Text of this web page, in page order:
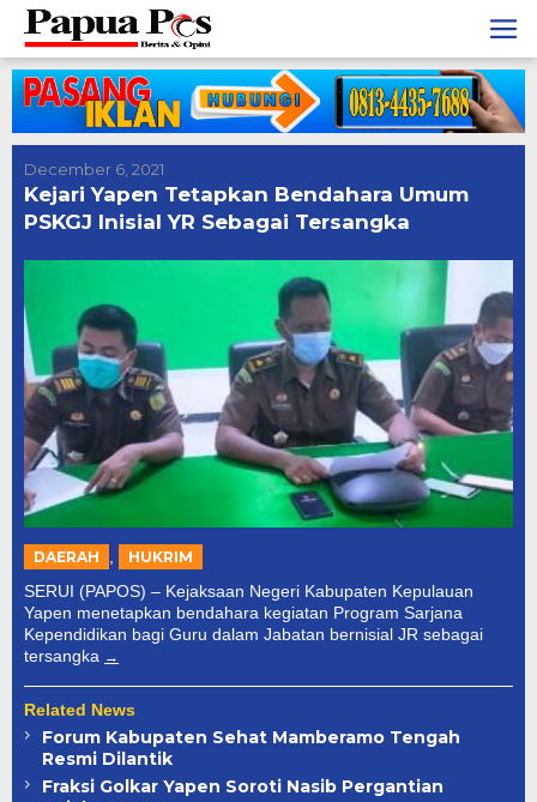
Skip
content
December 6, 2021
Kejari Yapen Tetapkan Bendahara Umum
PSKGJ Inisial YR Sebagai Tersangka
DAERAH HUKRIM
SERUI (PAPOS) – Kejaksaan Negeri Kabupaten Kepulauan
Yapen menetapkan bendahara kegiatan Program Sarjana
Kependidikan bagi Guru dalam Jabatan bernisial JR sebagai
tersangka
Related News
Forum Kabupaten Sehat Mamberamo Tengah
Resmi Dilantik
Fraksi Golkar Yapen Soroti Nasib Pergantian
Produk